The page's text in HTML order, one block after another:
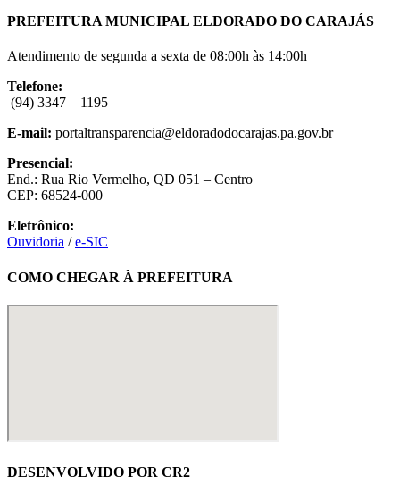
PREFEITURA MUNICIPAL ELDORADO DO CARAJÁS
Atendimento de segunda a sexta de 08:00h às 14:00h
Telefone:
(94) 3347 – 1195
E-mail: portaltransparencia@eldoradodocarajas.pa.gov.br
Presencial:
End.: Rua Rio Vermelho, QD 051 – Centro
CEP: 68524-000
Eletrônico:
Ouvidoria /e-SIC
COMO CHEGAR À PREFEITURA
DESENVOLVIDO POR CR2